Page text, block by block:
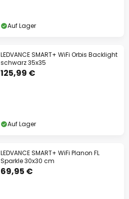
Auf Lager
LEDVANCE SMART+ WiFi Orbis Backlight
schwarz 35x35
125,99 €
Auf Lager
LEDVANCE SMART+ WiFi Planon FL
Sparkle 30x30 cm
69,95 €